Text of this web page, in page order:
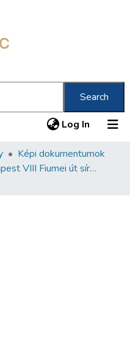
Search
Log In (current)
Képi dokumentumok
Budapest VIII Fiumei út sírkert 1. rész